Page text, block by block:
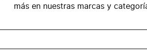
más en nuestras marcas y